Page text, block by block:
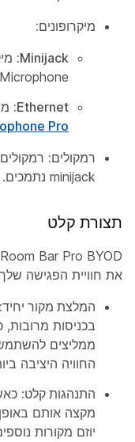
מיקרופונים:
Minijack:
Ethernet:
Pro
רמקולים:
minijack נתמכים.
תצורת קלט
את חוויית הפגישה
המלצת מקור יחיד:
בכניסות
ממליצים
החוויה היציבה
התנהגות קלט:
מקצה אותם